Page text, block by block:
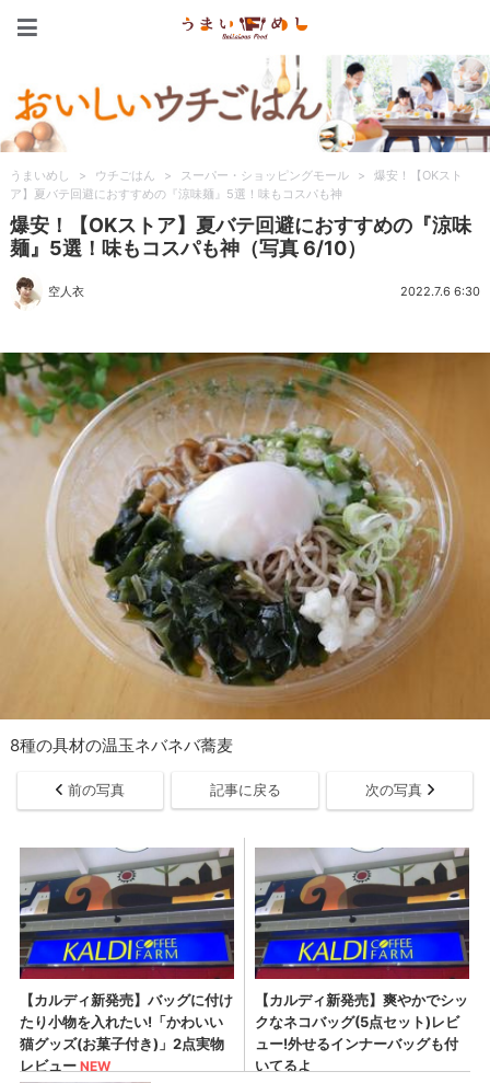
うまいめし > ウチごはん > スーパー・ショッピングモール >
爆安！【OKスト
ア】夏バテ回避におすすめの『涼味麺』5選！味もコスパも神
爆安！【OKストア】夏バテ回避におすすめの『涼味
麺』5選！味もコスパも神（写真 6/10）
空人衣 2022.7.6 6:30
8種の具材の温玉ネバネバ蕎麦
前の写真 記事に戻る 次の写真